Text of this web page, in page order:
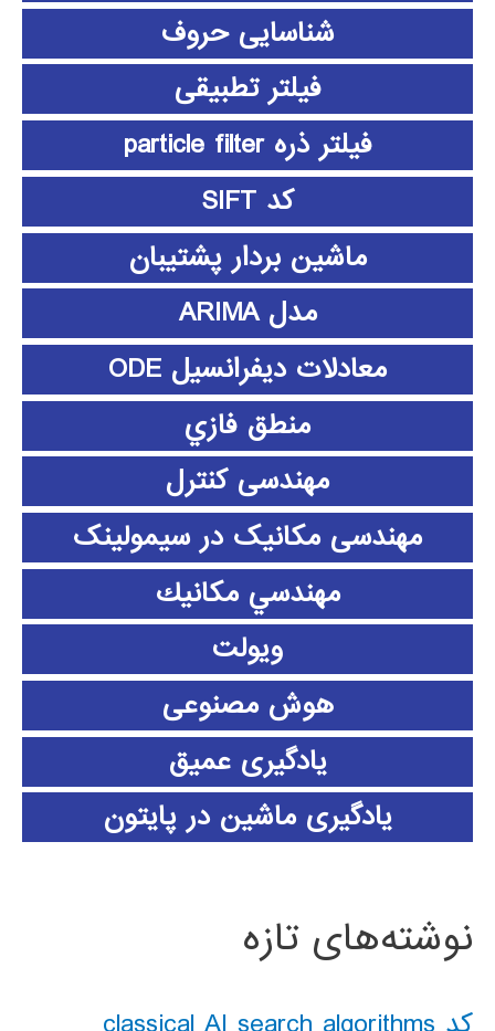
شناسایی حروف
فیلتر تطبیقی
فیلتر ذره particle filter
کد SIFT
ماشین بردار پشتیبان
مدل ARIMA
معادلات دیفرانسیل ODE
منطق فازي
مهندسی کنترل
مهندسی مکانیک در سیمولینک
مهندسي مكانيك
ویولت
هوش مصنوعی
یادگیری عمیق
یادگیری ماشین در پایتون
نوشته‌های تازه